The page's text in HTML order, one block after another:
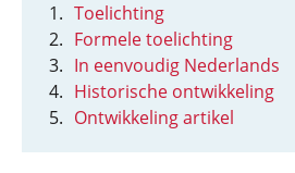
Toelichting
Formele toelichting
In eenvoudig Nederlands
Historische ontwikkeling
Ontwikkeling artikel